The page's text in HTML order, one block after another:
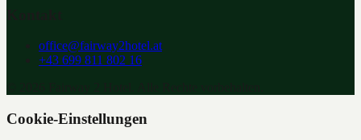
office@fairway2hotel.at
+43 699 811 802 16
Cookie-Einstellungen